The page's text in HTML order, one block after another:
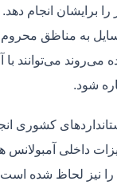
را برایشان انجام دهد.
و وسایل به مناظق
می‌روند می‌توانند
شود.
کشوری
داخلی آمبولانس
را نیز لحاظ شده